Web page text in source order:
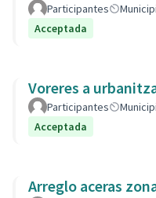
Participantes Municipi
Acceptada
Voreres a
Participantes Municipi
Acceptada
Arreglo aceras